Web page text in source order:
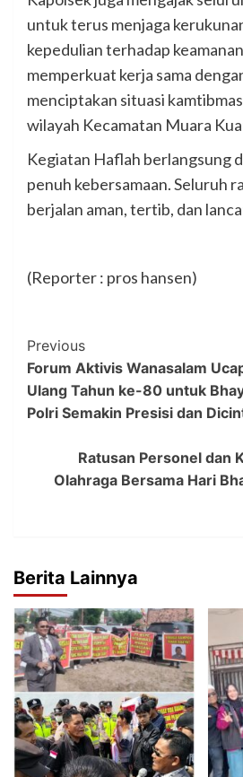
untuk terus menjaga
kepedulian terhadap
memperkuat kerja sama
menciptakan situasi
wilayah Kecamatan Muara
Kegiatan Haflah berlangsung
penuh kebersamaan. Seluruh
berjalan aman, tertib, dan
(Reporter : pros hansen)
Post
Navigation
Previous
Forum Aktivis Wanasalam
Ulang Tahun ke-80 untuk
Polri Semakin Presisi dan
Ratusan Personel dan
Olahraga Bersama Hari
Berita Lainnya